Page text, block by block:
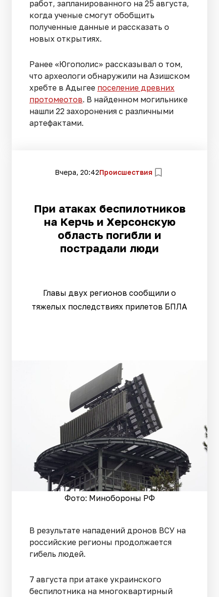
работ, запланированного на 25 августа,
когда ученые смогут обобщить
полученные данные и рассказать о
новых открытиях.
Ранее «Югополис» рассказывал о том,
что археологи обнаружили на Азишском
хребте в Адыгее поселение древних
протомеотов. В найденном могильнике
нашли 22 захоронения с различными
артефактами.
Вчера, 20:42Происшествия
При атаках беспилотников
на Керчь и Херсонскую
область погибли и
пострадали люди
Главы двух регионов сообщили о
тяжелых последствиях прилетов БПЛА
Фото: Минобороны РФ
В результате нападений дронов ВСУ на
российские регионы продолжается
гибель людей.
7 августа при атаке украинского
беспилотника на многоквартирный